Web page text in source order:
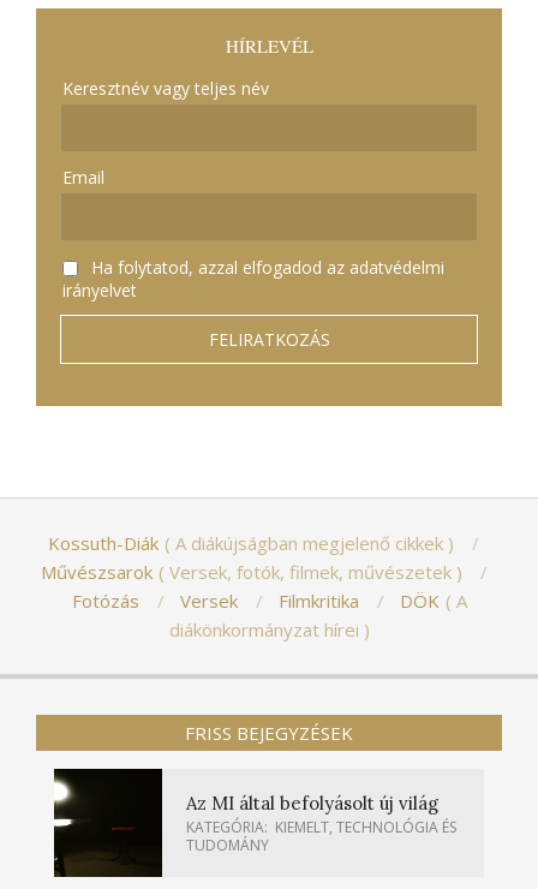
HÍRLEVÉL
Keresztnév vagy teljes név
Email
Ha folytatod, azzal elfogadod az adatvédelmi
irányelvet
Kossuth-Diák
A diákújságban megjelenő cikkek
Művészsarok
Versek, fotók, filmek, művészetek
Fotózás
Versek Filmkritika DÖK
A
diákönkormányzat hírei
FRISS BEJEGYZÉSEK
Az MI által befolyásolt új világ
KATEGÓRIA: KIEMELT, TECHNOLÓGIA ÉS
TUDOMÁNY